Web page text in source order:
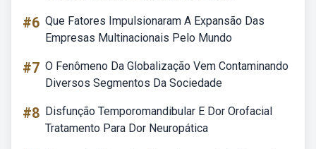
#6 Que Fatores Impulsionaram A Expansão Das
Empresas Multinacionais Pelo Mundo
#7 O Fenômeno Da Globalização Vem Contaminando
Diversos Segmentos Da Sociedade
#8 Disfunção Temporomandibular E Dor Orofacial
Tratamento Para Dor Neuropática